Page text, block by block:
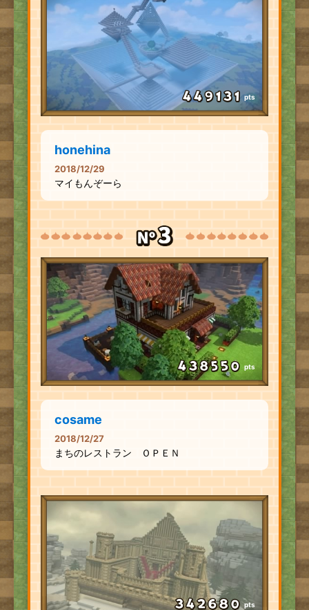
pts
honehina
2018/12/29
マイもんぞーら
pts
cosame
2018/12/27
まちのレストラン ＯＰＥＮ
pts